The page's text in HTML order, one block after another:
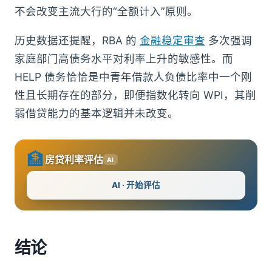
不会改变主流大行的“全额计入”原则。
历史数据还提醒，RBA 的 金融稳定审查 多次强调
家庭部门高债务水平对利率上升的敏感性。而
HELP 债务恰恰是中青年借款人负债比率中一个刚
性且长期存在的部分，即便指数化转向 WPI，其削
弱借贷能力的基本逻辑并未改变。
🏦房贷利率评估 AI
AI · 开始评估
结论